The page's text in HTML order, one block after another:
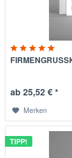
ab 25,52 € *
Merken
TIPP!